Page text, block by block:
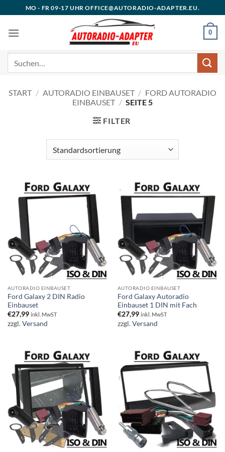
Inhalt
springen
MO - FR 09-17 UHR OFFICE@AUTORADIO-ADAPTER.EU.
0
START / AUTORADIO EINBAUSET / FORD AUTORADIO
EINBAUSET / SEITE 5
FILTER
AUTORADIO EINBAUSET
Ford Galaxy 2 DIN Radio
Einbauset
€27,99 inkl. MwST
zzgl.Versand
AUTORADIO EINBAUSET
Ford Galaxy Autoradio
Einbauset 1 DIN mit Fach
€27,99 inkl. MwST
zzgl.Versand